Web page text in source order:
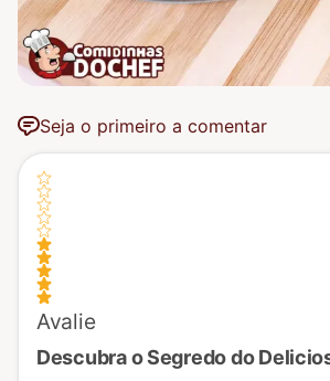
Seja o primeiro a comentar
Avalie
Descubra o Segredo do